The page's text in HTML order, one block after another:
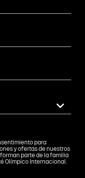
para
y ofertas de nuestros
parte de la familia
Olímpico Internacional.